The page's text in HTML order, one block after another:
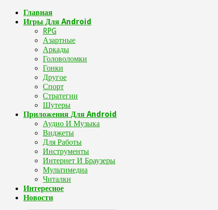
Главная
Игры Для Android
RPG
Азартные
Аркады
Головоломки
Гонки
Другое
Спорт
Стратегии
Шутеры
Приложения Для Android
Аудио И Музыка
Виджеты
Для Работы
Инструменты
Интернет И Браузеры
Мультимедиа
Читалки
Интересное
Новости